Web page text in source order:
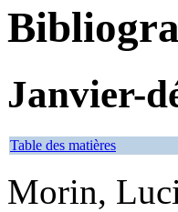
Janvier-
Table des matières
Morin,